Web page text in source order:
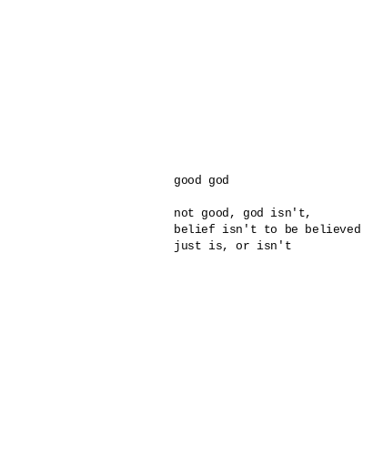
good god
not good, god isn't,
belief isn't to be believed